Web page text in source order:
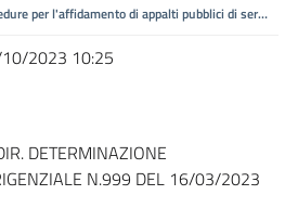
per l'affidamento di appalti pubblici di servizi,
2023 10:25
DETERMINAZIONE
N.999 DEL 16/03/2023